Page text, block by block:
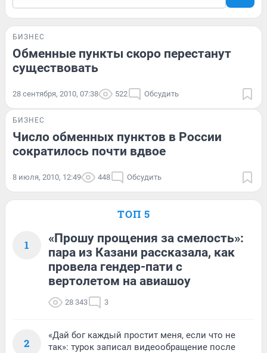
БИЗНЕС
Обменные пункты скоро перестанут
существовать
28 сентября, 2010, 07:38 522 Обсудить
БИЗНЕС
Число обменных пунктов в России
сократилось почти вдвое
8 июля, 2010, 12:49 448 Обсудить
ТОП 5
1
«Прошу прощения за смелость»:
пара из Казани рассказала, как
провела гендер-пати с
вертолетом на авиашоу
28 343 3
2
«Дай бог каждый простит меня, если что не
так»: турок записал видеообращение после